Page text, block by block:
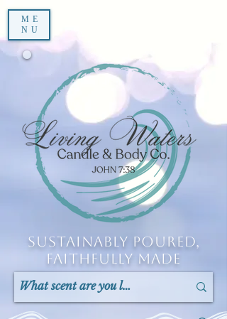
ME
NU
Sustainably Poured,
Faithfully Made